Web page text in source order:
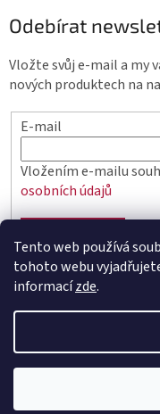
Tento web používá
tohoto webu
informacízde.
Odebírat
Vložte svůj e-mail a my
nových produktech na
E-mail
Vložením e-mailu
osobních údajů
Copyright 2026